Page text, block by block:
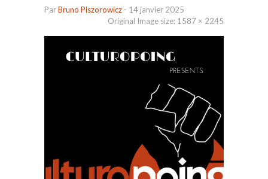
ParBruno Piszorowicz - 14 janvier 2025
Original Image size: 1587 × 2245